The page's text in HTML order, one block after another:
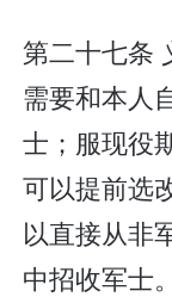
第二十七条
需要和本人
士；服现役
可以提前选
以直接从非
中招收军士。